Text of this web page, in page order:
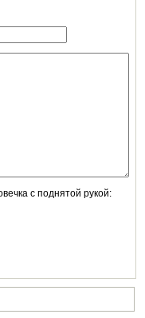
с поднятой рукой: